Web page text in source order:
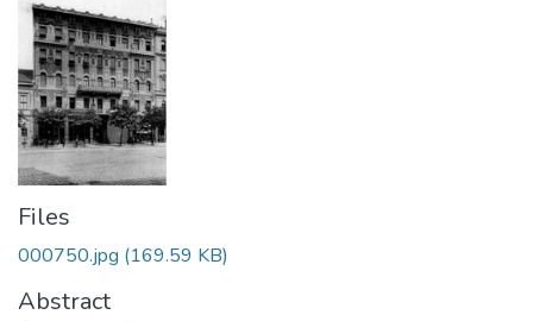
Files
000750.jpg (169.59 KB)
Abstract